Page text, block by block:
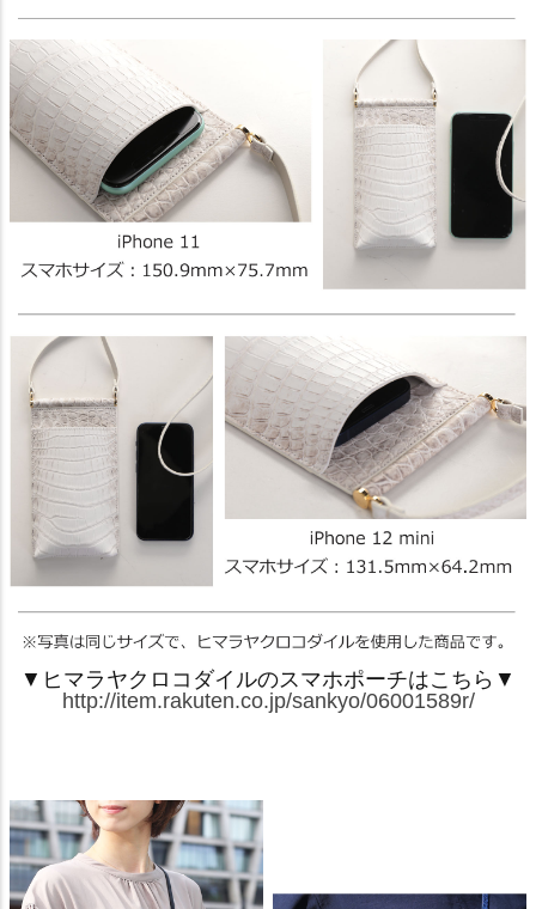
▼ヒマラヤクロコダイルのスマホポーチはこちら▼
http://item.rakuten.co.jp/sankyo/06001589r/